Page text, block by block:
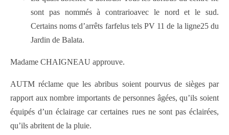
sont pas nommés à contrarioavec le nord et le sud.
Certains noms d’arrêts farfelus tels PV 11 de la ligne25 du
Jardin de Balata.
Madame CHAIGNEAU approuve.
AUTM réclame que les abribus soient pourvus de sièges par
rapport aux nombre importants de personnes âgées, qu’ils soient
équipés d’un éclairage car certaines rues ne sont pas éclairées,
qu’ils abritent de la pluie.